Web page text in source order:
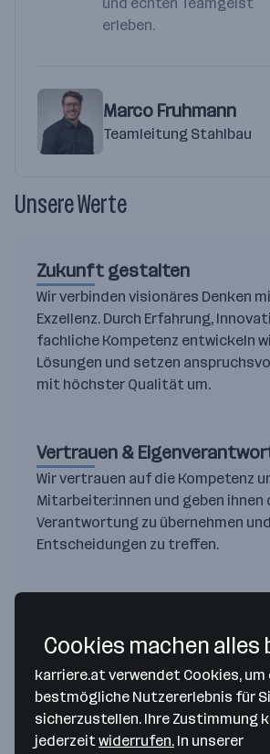
erleben.
Marco Fruhmann
Teamleitung Stahlbau
Unsere Werte
Zukunft gestalten
Wir verbinden visionäres Denken
Exzellenz. Durch Erfahrung,
fachliche Kompetenz entwickeln
Lösungen und setzen
mit höchster Qualität um.
Vertrauen &
Wir vertrauen auf die Kompetenz
Mitarbeiter:innen und geben ihnen
Verantwortung zu übernehmen und
Entscheidungen zu treffen.
Wertschätzung, Offenheit und
Zusammenarbeit, im Team und mit
Projektpartnern.
Cookies machen alles
karriere.at verwendet Cookies, um
bestmögliche Nutzererlebnis für
sicherzustellen. Ihre Zustimmung
jederzeit widerrufen. In unserer